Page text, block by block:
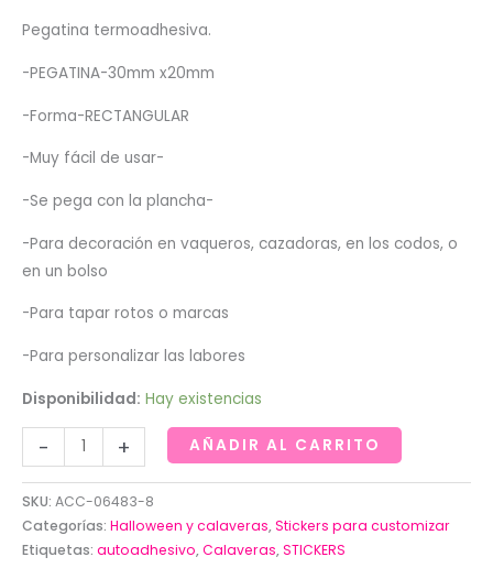
Pegatina termoadhesiva.
-PEGATINA-30mm x20mm
-Forma-RECTANGULAR
-Muy fácil de usar-
-Se pega con la plancha-
-Para decoración en vaqueros, cazadoras, en los codos, o
en un bolso
-Para tapar rotos o marcas
-Para personalizar las labores
Disponibilidad: Hay existencias
-
Pegatina
autoadhesiva
calavera
mejicana
con
+ AÑADIR AL CARRITO
SKU: ACC-06483-8
Categorías: Halloween y calaveras,Stickers para customizar
Etiquetas: autoadhesivo,Calaveras,STICKERS